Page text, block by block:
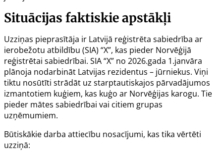
Situācijas faktiskie apstākļi
Uzziņas pieprasītāja ir Latvijā reģistrēta sabiedrība ar
ierobežotu atbildību (SIA) “X”, kas pieder Norvēģijā
reģistrētai sabiedrībai. SIA “X” no 2026.gada 1.janvāra
plānoja nodarbināt Latvijas rezidentus – jūrniekus. Viņi
tiktu nosūtīti strādāt uz starptautiskajos pārvadājumos
izmantotiem kuģiem, kas kuģo ar Norvēģijas karogu. Tie
pieder mātes sabiedrībai vai citiem grupas
uzņēmumiem.
Būtiskākie darba attiecību nosacījumi, kas tika vērtēti
uzziņā: